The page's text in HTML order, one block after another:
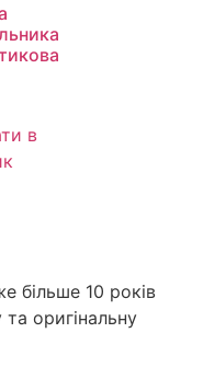
в
більше 10 років
оригінальну